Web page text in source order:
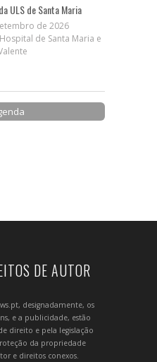
ULS de Santa Maria
de 2026
Hospital de Santa Maria e
DE AUTOR
designadamente, os
e a publicidade, estão
direito e pela legislação
da propriedade
e direitos conexos.